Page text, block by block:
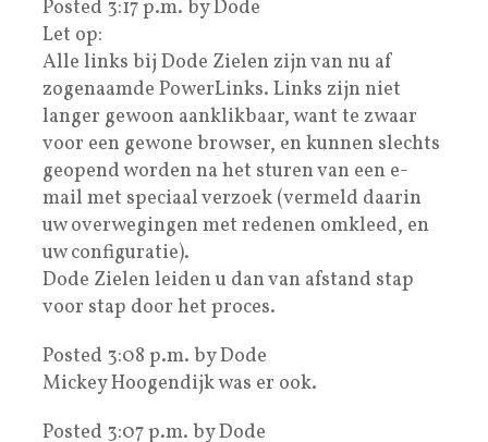
Posted 3:17 p.m. by Dode
Let op:
Alle links bij Dode Zielen zijn van nu af
zogenaamde PowerLinks. Links zijn niet
langer gewoon aanklikbaar, want te zwaar
voor een gewone browser, en kunnen slechts
geopend worden na het sturen van een e-
mail met speciaal verzoek (vermeld daarin
uw overwegingen met redenen omkleed, en
uw configuratie).
Dode Zielen leiden u dan van afstand stap
voor stap door het proces.
Posted 3:08 p.m. by Dode
Mickey Hoogendijk was er ook.
Posted 3:07 p.m. by Dode